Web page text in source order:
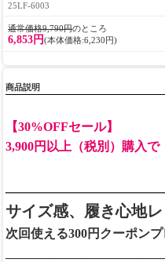
25LF-6003
通常価格9,790円のところ
6,853円(本体価格:6,230円)
商品説明
【30%OFFセール】
3,900円以上（税別）購入で
サイズ感、履き心地レ
次回使える300円クーポン